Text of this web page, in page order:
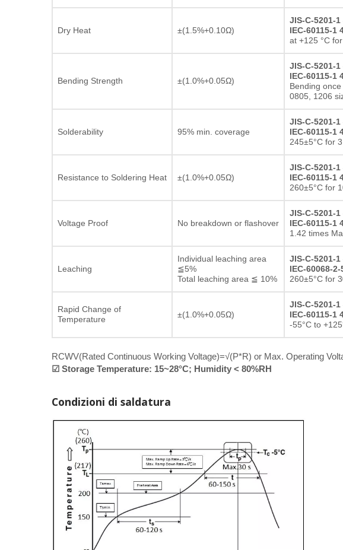
Dry Heat ±(1.5%+0.10Ω)
JIS-C-5201-1
IEC-60115-1
at +125 °C
Bending Strength ±(1.0%+0.05Ω)
JIS-C-5201-1
IEC-60115-1
Bending
0805, 1206
Solderability 95% min. coverage
JIS-C-5201-1
IEC-60115-1
245±5°C for
Resistance to Soldering Heat ±(1.0%+0.05Ω)
JIS-C-5201-1
IEC-60115-1
260±5°C for
Voltage Proof No breakdown or flashover
JIS-C-5201-1
IEC-60115-1
1.42 times
Leaching
Individual leaching area
≦5%
Total leaching area ≦ 10%
JIS-C-5201-1
IEC-60068-2-
260±5°C for
Rapid Change of
Temperature
±(1.0%+0.05Ω)
JIS-C-5201-1
IEC-60115-1
-55°C to
RCWV(Rated Continuous Working Voltage)=√(P*R) or Max. Operating
☑ Storage Temperature: 15~28°C; Humidity < 80%RH
Condizioni di saldatura